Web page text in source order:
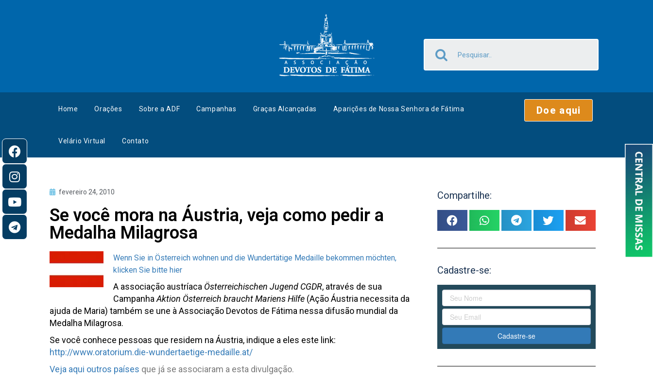
Home Orações Sobre a ADF Campanhas Graças Alcançadas Aparições de Nossa Senhora de Fátima
Velário Virtual Contato
Doe aqui
fevereiro 24, 2010
Se você mora na Áustria, veja como pedir a
Medalha Milagrosa
Wenn Sie in Österreich wohnen und die Wundertätige Medaille bekommen möchten,
klicken Sie bitte hier
A associação austríaca Österreichischen Jugend CGDR, através de sua
Campanha Aktion Österreich braucht Mariens Hilfe (Ação Áustria necessita da
ajuda de Maria) também se une à Associação Devotos de Fátima nessa difusão mundial da
Medalha Milagrosa.
Se você conhece pessoas que residem na Áustria, indique a eles este link:
http://www.oratorium.die-wundertaetige-medaille.at/
Veja aqui outros países que já se associaram a esta divulgação.
Compartilhe:
Cadastre-se:
Cadastre-se